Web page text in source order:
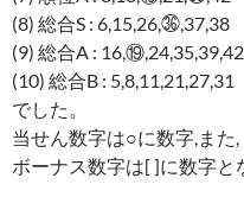
(8) 総合S : 6,15,26,㊱,37,38
(9) 総合A : 16,⑲,24,35,39,42
(10) 総合B : 5,8,11,21,27,31
でした。
当せん数字は○に数字,また,
ボーナス数字は[ ]に数字と